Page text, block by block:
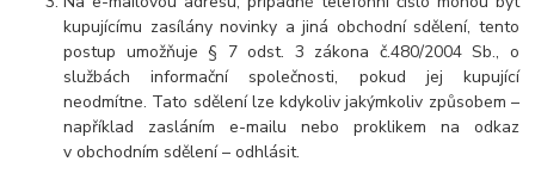
kupujícímu zasílány novinky a jiná obchodní sdělení, tento
postup umožňuje § 7 odst. 3 zákona č.480/2004 Sb., o
službách informační společnosti, pokud jej kupující
neodmítne. Tato sdělení lze kdykoliv jakýmkoliv způsobem –
například zasláním e-mailu nebo proklikem na odkaz
v obchodním sdělení – odhlásit.